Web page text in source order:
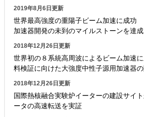
2019年8月6日更新
世界最高強度の重陽子ビーム加速に成功
加速器開発の未到のマイルストーンを達成
2018年12月26日更新
世界初の８系統高周波によるビーム加速
料検証に向けた大強度中性子源用加速器
2018年12月26日更新
国際熱核融合実験炉イーターの建設サイ
ータの高速転送を実証